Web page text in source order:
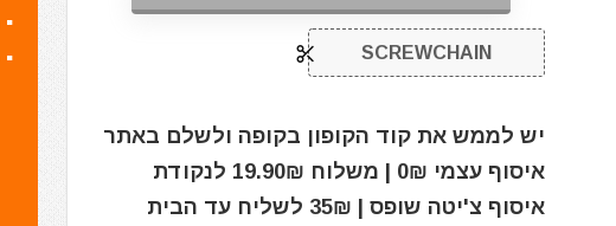
SCREWCHAIN
יש לממש את קוד הקופון בקופה ולשלם באתר
איסוף עצמי 0₪ | משלוח 19.90₪ לנקודת
איסוף צ'יטה שופס | 35₪ לשליח עד הבית